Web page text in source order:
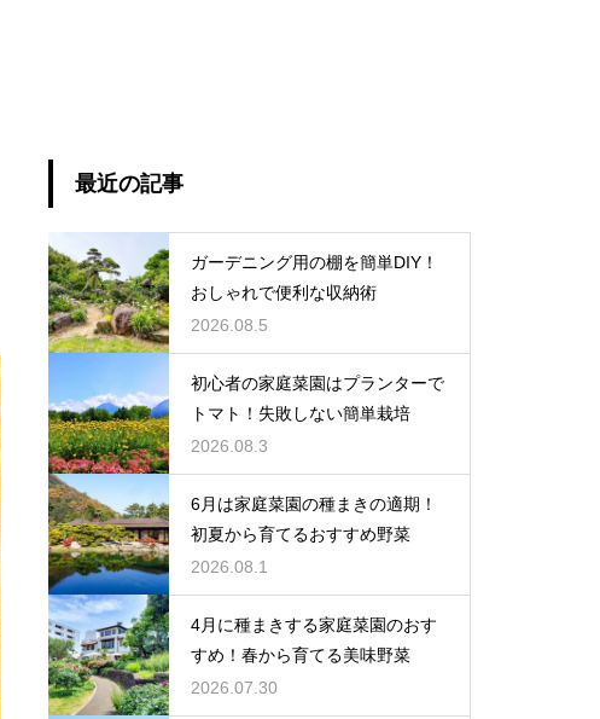
最近の記事
ガーデニング用の棚を簡単DIY！
おしゃれで便利な収納術
2026.08.5
初心者の家庭菜園はプランターで
トマト！失敗しない簡単栽培
2026.08.3
6月は家庭菜園の種まきの適期！
初夏から育てるおすすめ野菜
2026.08.1
4月に種まきする家庭菜園のおす
すめ！春から育てる美味野菜
2026.07.30